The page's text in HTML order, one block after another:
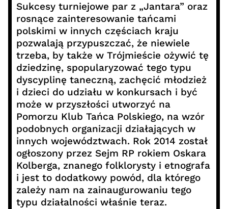
Sukcesy turniejowe par z „Jantara” oraz
rosnące zainteresowanie tańcami
polskimi w innych częściach kraju
pozwalają przypuszczać, że niewiele
trzeba, by także w Trójmieście ożywić tę
dziedzinę, spopularyzować tego typu
dyscyplinę taneczną, zachęcić młodzież
i dzieci do udziału w konkursach i być
może w przyszłości utworzyć na
Pomorzu Klub Tańca Polskiego, na wzór
podobnych organizacji działających w
innych województwach. Rok 2014 został
ogłoszony przez Sejm RP rokiem Oskara
Kolberga, znanego folklorysty i etnografa
i jest to dodatkowy powód, dla którego
zależy nam na zainaugurowaniu tego
typu działalności właśnie teraz.